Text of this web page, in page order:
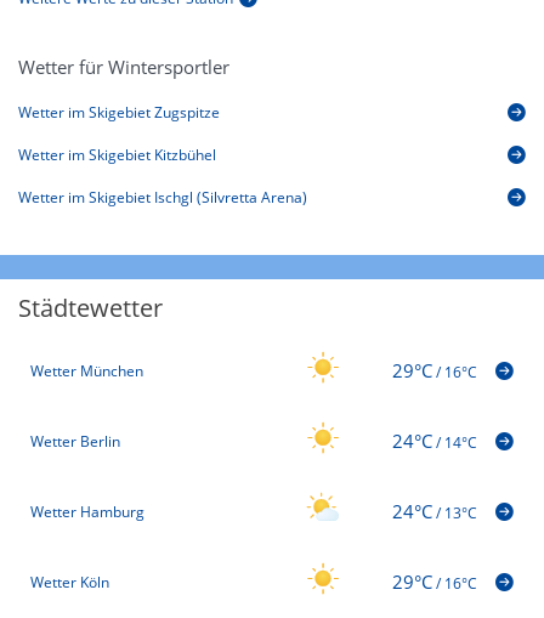
Wetter für Wintersportler
Wetter im Skigebiet Zugspitze
Wetter im Skigebiet Kitzbühel
Wetter im Skigebiet Ischgl (Silvretta Arena)
Städtewetter
Wetter München 29°C/16°C
Wetter Berlin 24°C/14°C
Wetter Hamburg 24°C/13°C
Wetter Köln 29°C/16°C